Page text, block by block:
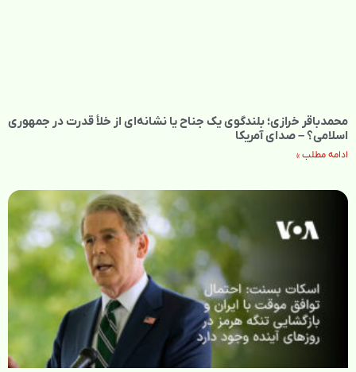
محمدباقر خرازی؛ بلندگوی یک جناح یا نشانه‌ای از خلأ قدرت در جمهوری
اسلامی؟ – صدای آمریکا
ادامه مطلب »